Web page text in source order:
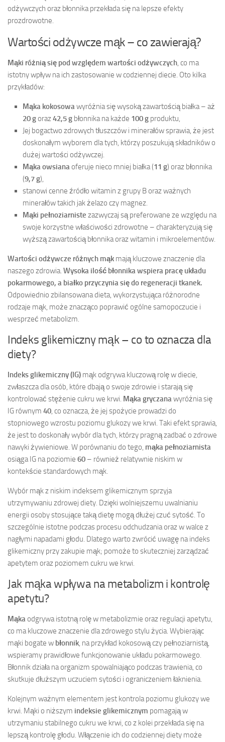
odżywczych oraz błonnika przekłada się na lepsze efekty
prozdrowotne.
Wartości odżywcze mąk – co zawierają?
Mąki różnią się pod względem wartości odżywczych, co ma
istotny wpływ na ich zastosowanie w codziennej diecie. Oto kilka
przykładów:
Mąka kokosowawyróżnia się wysoką zawartością białka – aż
20 goraz42,5 g błonnika na każde 100 g produktu,
Jej bogactwo zdrowych tłuszczów i minerałów sprawia, że jest
doskonałym wyborem dla tych, którzy poszukują składników o
dużej wartości odżywczej.
Mąka owsianaoferuje nieco mniej białka (11 g) oraz błonnika
(9,7 g),
stanowi cenne źródło witamin z grupy B oraz ważnych
minerałów takich jak żelazo czy magnez.
Mąki pełnoziarniste zazwyczaj są preferowane ze względu na
swoje korzystne właściwości zdrowotne – charakteryzują się
wyższą zawartością błonnika oraz witamin i mikroelementów.
Wartości odżywcze różnych mąk mają kluczowe znaczenie dla
naszego zdrowia. Wysoka ilość błonnika wspiera pracę układu
pokarmowego, a białko przyczynia się do regeneracji tkanek.
Odpowiednio zbilansowana dieta, wykorzystująca różnorodne
rodzaje mąk, może znacząco poprawić ogólne samopoczucie i
wesprzeć metabolizm.
Indeks glikemiczny mąk – co to oznacza dla
diety?
Indeks glikemiczny (IG) mąk odgrywa kluczową rolę w diecie,
zwłaszcza dla osób, które dbają o swoje zdrowie i starają się
kontrolować stężenie cukru we krwi. Mąka gryczanawyróżnia się
IG równym 40, co oznacza, że jej spożycie prowadzi do
stopniowego wzrostu poziomu glukozy we krwi. Taki efekt sprawia,
że jest to doskonały wybór dla tych, którzy pragną zadbać o zdrowe
nawyki żywieniowe. W porównaniu do tego, mąka pełnoziarnista
osiąga IG na poziomie 60 – również relatywnie niskim w
kontekście standardowych mąk.
Wybór mąk z niskim indeksem glikemicznym sprzyja
utrzymywaniu zdrowej diety. Dzięki wolniejszemu uwalnianiu
energii osoby stosujące taką dietę mogą dłużej czuć sytość. To
szczególnie istotne podczas procesu odchudzania oraz w walce z
nagłymi napadami głodu. Dlatego warto zwrócić uwagę na indeks
glikemiczny przy zakupie mąk; pomoże to skuteczniej zarządzać
apetytem oraz poziomem cukru we krwi.
Jak mąka wpływa na metabolizm i kontrolę
apetytu?
Mąkaodgrywa istotną rolę w metabolizmie oraz regulacji apetytu,
co ma kluczowe znaczenie dla zdrowego stylu życia. Wybierając
mąki bogate w błonnik, na przykład kokosową czy pełnoziarnistą,
wspieramy prawidłowe funkcjonowanie układu pokarmowego.
Błonnik działa na organizm spowalniająco podczas trawienia, co
skutkuje dłuższym uczuciem sytości i ograniczeniem łaknienia.
Kolejnym ważnym elementem jest kontrola poziomu glukozy we
krwi. Mąki o niższym indeksie glikemicznym pomagają w
utrzymaniu stabilnego cukru we krwi, co z kolei przekłada się na
lepszą kontrolę głodu. Włączenie ich do codziennej diety może